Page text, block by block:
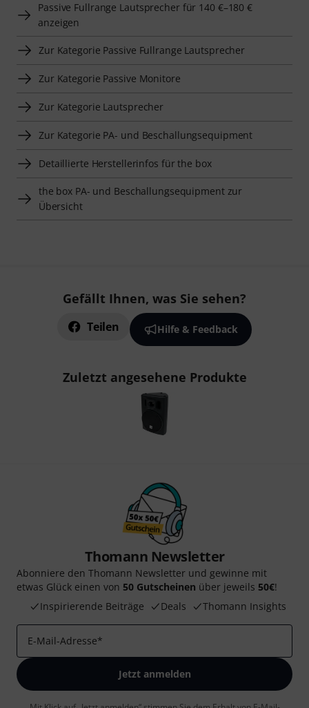
Passive Fullrange Lautsprecher für 140 €–180 €
anzeigen
Zur Kategorie Passive Fullrange Lautsprecher
Zur Kategorie Passive Monitore
Zur Kategorie Lautsprecher
Zur Kategorie PA- und Beschallungsequipment
Detaillierte Herstellerinfos für the box
the box PA- und Beschallungsequipment zur
Übersicht
Gefällt Ihnen, was Sie sehen?
Teilen Hilfe & Feedback
Zuletzt angesehene Produkte
Thomann Newsletter
Abonniere den Thomann Newsletter und gewinne mit
etwas Glück einen von 50 Gutscheinen über jeweils 50€!
Inspirierende Beiträge
Deals Thomann Insights
E-Mail-Adresse*
Jetzt anmelden